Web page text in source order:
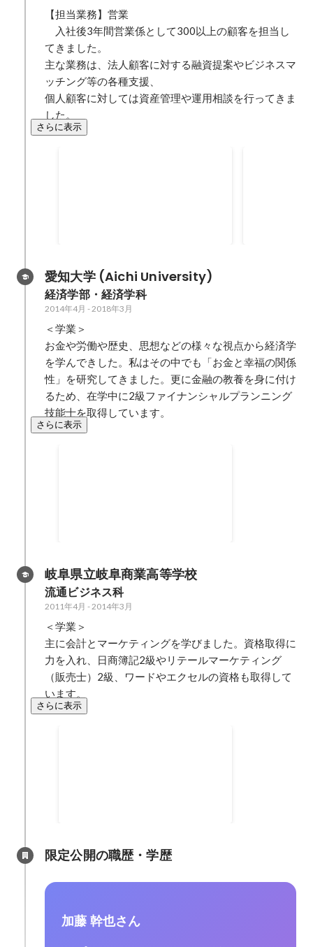
【担当業務】営業
入社後3年間営業係として300以上の顧客を担当し
てきました。
主な業務は、法人顧客に対する融資提案やビジネスマ
ッチング等の各種支援、
個人顧客に対しては資産管理や運用相談を行ってきま
した。
さらに表示
愛知大学 (Aichi University)
経済学部・経済学科
2014年4月 -2018年3月
＜学業＞
お金や労働や歴史、思想などの様々な視点から経済学
を学んできした。私はその中でも「お金と幸福の関係
性」を研究してきました。更に金融の教養を身に付け
るため、在学中に2級ファイナンシャルプランニング
技能士を取得しています。
さらに表示
岐阜県立岐阜商業高等学校
流通ビジネス科
2011年4月 -2014年3月
＜学業＞
主に会計とマーケティングを学びました。資格取得に
力を入れ、日商簿記2級やリテールマーケティング
（販売士）2級、ワードやエクセルの資格も取得して
います。
さらに表示
限定公開の職歴・学歴
加藤 幹也さん